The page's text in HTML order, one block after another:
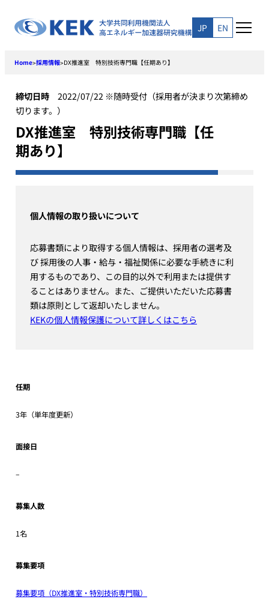
content
JP EN
Home>採用情報>DX推進室 特別技術専門職【任期あり】
締切日時 2022/07/22 ※随時受付（採用者が決まり次第締め
切ります。）
DX推進室 特別技術専門職【任
期あり】
個人情報の取り扱いについて
応募書類により取得する個人情報は、採用者の選考及
び 採用後の人事・給与・福祉関係に必要な手続きに利
用するものであり、この目的以外で利用または提供す
ることはありません。また、ご提供いただいた応募書
類は原則として返却いたしません。
KEKの個人情報保護について詳しくはこちら
任期
3年（単年度更新）
面接日
–
募集人数
1名
募集要項
募集要項（DX推進室・特別技術専門職）